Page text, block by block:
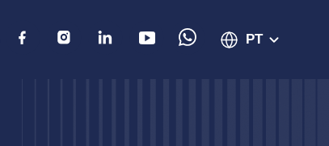
PT